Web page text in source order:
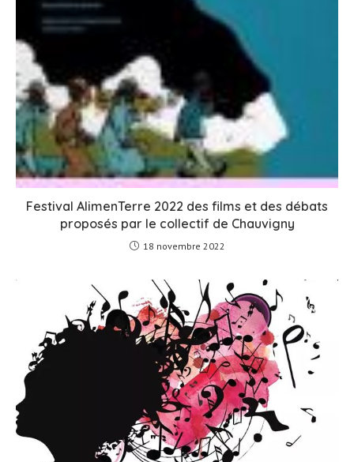
Festival AlimenTerre 2022 des films et des débats
proposés par le collectif de Chauvigny
18 novembre 2022